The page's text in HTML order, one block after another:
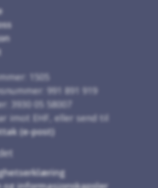
1505
991 891 919
3930 05 58007
imot EHF, eller send til
(e-post)